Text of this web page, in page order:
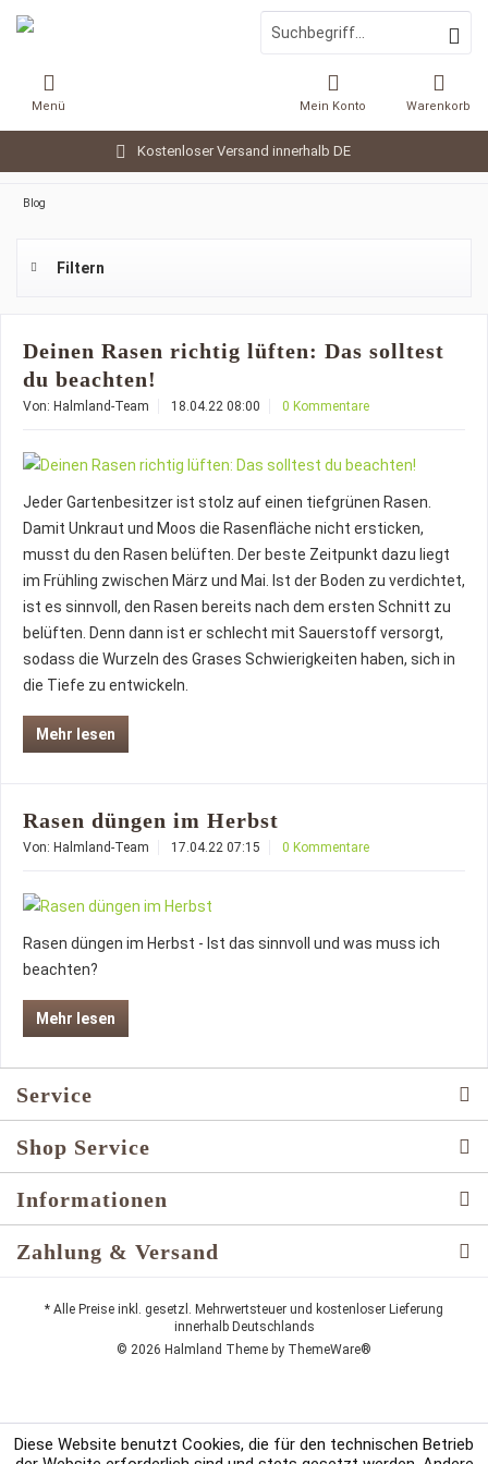
Kostenloser Versand innerhalb DE
Warenkorb
Mein Konto
Menü
Blog
Filtern
Deinen Rasen richtig lüften: Das solltest
du beachten!
Von: Halmland-Team 18.04.22 08:00 0 Kommentare
Jeder Gartenbesitzer ist stolz auf einen tiefgrünen Rasen.
Damit Unkraut und Moos die Rasenfläche nicht ersticken,
musst du den Rasen belüften. Der beste Zeitpunkt dazu liegt
im Frühling zwischen März und Mai. Ist der Boden zu verdichtet,
ist es sinnvoll, den Rasen bereits nach dem ersten Schnitt zu
belüften. Denn dann ist er schlecht mit Sauerstoff versorgt,
sodass die Wurzeln des Grases Schwierigkeiten haben, sich in
die Tiefe zu entwickeln.
Mehr lesen
Rasen düngen im Herbst
Von: Halmland-Team 17.04.22 07:15 0 Kommentare
Rasen düngen im Herbst - Ist das sinnvoll und was muss ich
beachten?
Mehr lesen
Service
Shop Service
Informationen
Zahlung & Versand
* Alle Preise inkl. gesetzl. Mehrwertsteuer und kostenloser Lieferung
innerhalb Deutschlands
© 2026 Halmland Theme by ThemeWare®
Diese Website benutzt Cookies, die für den technischen Betrieb